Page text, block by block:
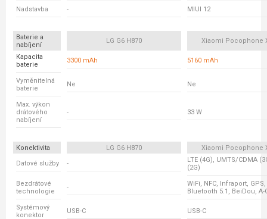
Nadstavba - MIUI 12
Baterie a
nabíjení
LG G6 H870 Xiaomi Pocophone
Kapacita
baterie
3300 mAh 5160 mAh
Vyměnitelná
baterie
Ne Ne
Max. výkon
drátového
nabíjení
- 33 W
Konektivita LG G6 H870
Xiaomi Pocophone
Datové služby
-
LTE (4G), UMTS/CDMA
(2G)
Bezdrátové
technologie
-
WiFi, NFC, Infraport, GPS,
Bluetooth 5.1, BeiDou, A-
Systémový
konektor
USB-C USB-C